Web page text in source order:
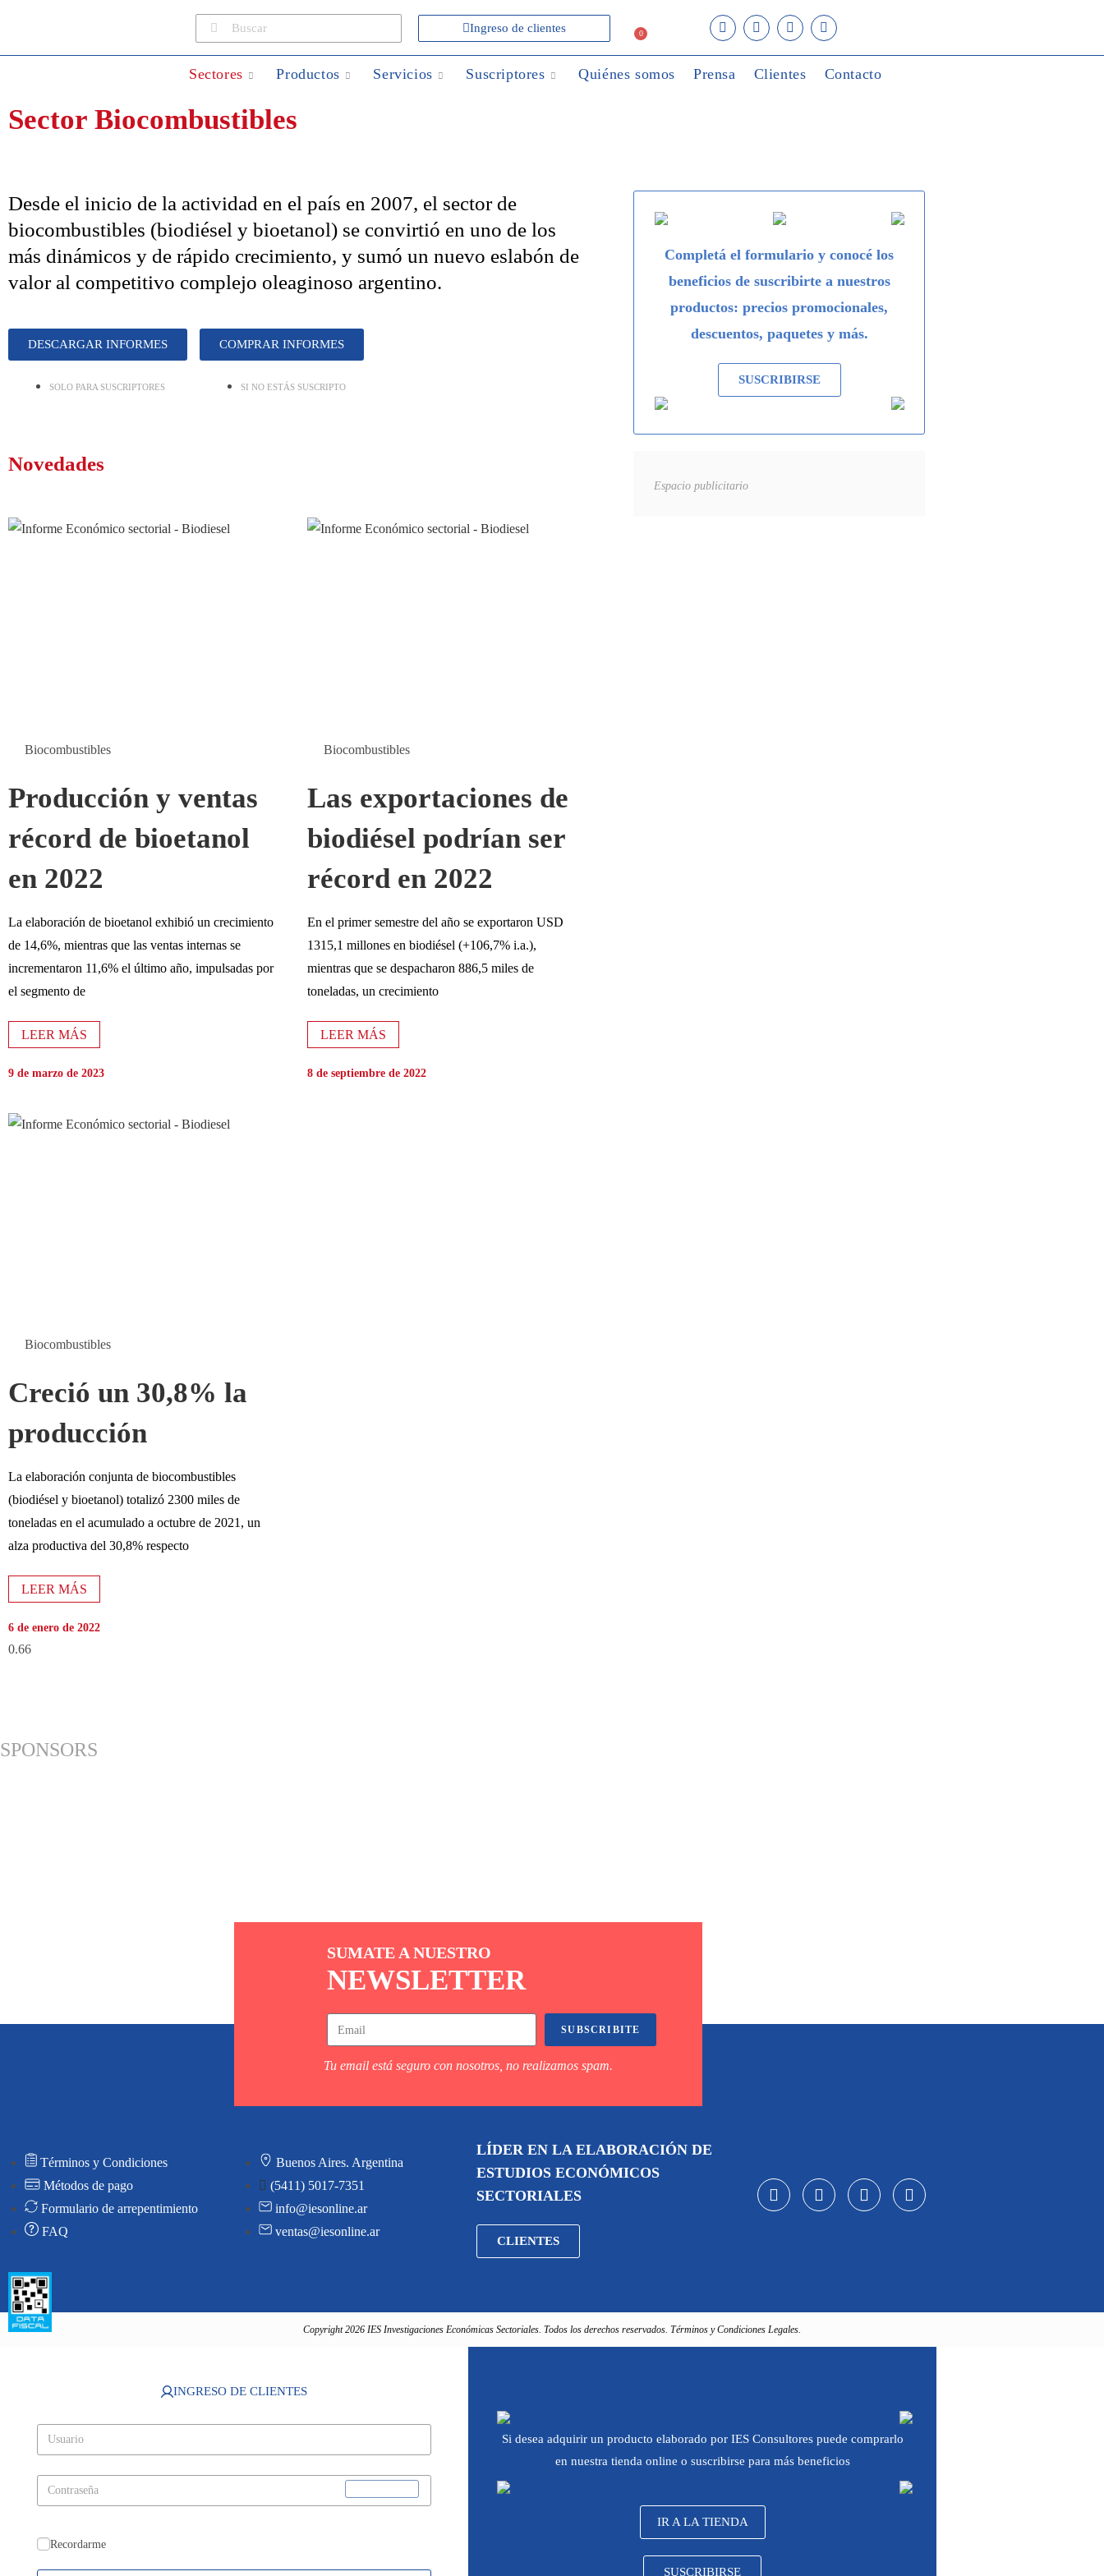
Ingreso de clientes 0
Sectores Productos Servicios Suscriptores Quiénes somos Prensa Clientes Contacto
Sector Biocombustibles
Desde el inicio de la actividad en el país en 2007, el sector de
biocombustibles (biodiésel y bioetanol) se convirtió en uno de los
más dinámicos y de rápido crecimiento, y sumó un nuevo eslabón de
valor al competitivo complejo oleaginoso argentino.
DESCARGAR INFORMES
SOLO PARA SUSCRIPTORES
COMPRAR INFORMES
SI NO ESTÁS SUSCRIPTO
Novedades
Biocombustibles
Producción y ventas
récord de bioetanol
en 2022
La elaboración de bioetanol exhibió un crecimiento
de 14,6%, mientras que las ventas internas se
incrementaron 11,6% el último año, impulsadas por
el segmento de
LEER MÁS
9 de marzo de 2023
Biocombustibles
Las exportaciones de
biodiésel podrían ser
récord en 2022
En el primer semestre del año se exportaron USD
1315,1 millones en biodiésel (+106,7% i.a.),
mientras que se despacharon 886,5 miles de
toneladas, un crecimiento
LEER MÁS
8 de septiembre de 2022
Biocombustibles
Creció un 30,8% la
producción
La elaboración conjunta de biocombustibles
(biodiésel y bioetanol) totalizó 2300 miles de
toneladas en el acumulado a octubre de 2021, un
alza productiva del 30,8% respecto
LEER MÁS
6 de enero de 2022
Completá el formulario y conocé los
beneficios de suscribirte a nuestros
productos: precios promocionales,
descuentos, paquetes y más.
SUSCRIBIRSE
Espacio publicitario
SPONSORS
SUMATE A NUESTRO
NEWSLETTER
SUBSCRIBITE
Tu email está seguro con nosotros, no realizamos spam.
Términos y Condiciones
Métodos de pago
Formulario de arrepentimiento
FAQ
Buenos Aires. Argentina
(5411) 5017-7351
info@iesonline.ar
ventas@iesonline.ar
LÍDER EN LA ELABORACIÓN DE
ESTUDIOS ECONÓMICOS
SECTORIALES
CLIENTES
Copyright 2026 IES Investigaciones Económicas Sectoriales. Todos los derechos reservados. Términos y Condiciones Legales.
INGRESO DE CLIENTES
Recordarme
Si desea adquirir un producto elaborado por IES Consultores puede comprarlo
en nuestra tienda online o suscribirse para más beneficios
IR A LA TIENDA
SUSCRIBIRSE